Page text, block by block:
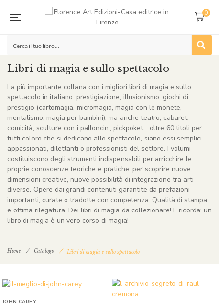
0
Libri di magia e sullo spettacolo
La più importante collana con i migliori libri di magia e sullo
spettacolo in italiano: prestigiazione, illusionismo, giochi di
prestigio (cartomagia, micromagia, magia con le monete,
mentalismo, magia per bambini), ma anche teatro, cabaret,
comicità, sculture con i palloncini, pickpoket… oltre 60 titoli per
tutti coloro che si dedicano allo spettacolo, siano essi semplici
appassionati, dilettanti o professionisti del settore. I volumi
costituiscono degli strumenti indispensabili per arricchire le
proprie conoscenze teoriche e pratiche, per scoprire nuove
dimensioni creative, nuove possibilità di integrazione tra arti
diverse. Opere dai grandi contenuti garantite da prefazioni
importanti, curate o tradotte con competenza. Qualità di stampa
e ottima rilegatura. Dei libri di magia da collezionare! E ricorda: un
libro di magia è un vero corso di magia!
Home Catalogo Libri di magia e sullo spettacolo
JOHN CAREY